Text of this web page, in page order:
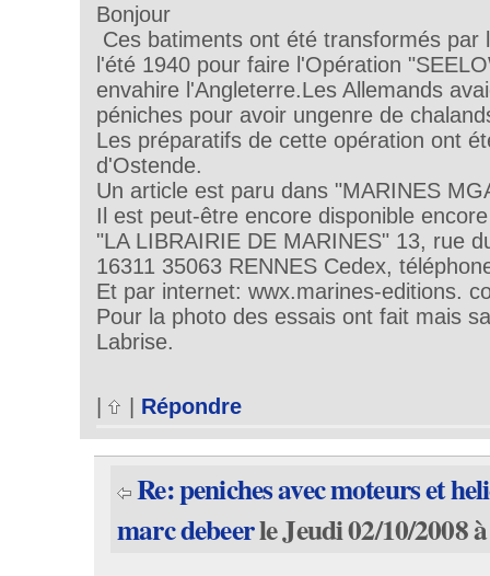
Bonjour
Ces batiments ont été transformés par
l'été 1940 pour faire l'Opération
envahire l'Angleterre.Les Allemands
péniches pour avoir ungenre de
Les préparatifs de cette opération ont
d'Ostende.
Un article est paru dans "MARINES
Il est peut-être encore disponible
"LA LIBRAIRIE DE MARINES" 13, rue
16311 35063 RENNES Cedex,
Et par internet: wwx.marines-editions.
Pour la photo des essais ont fait mais
Labrise.
| Répondre
Re: peniches avec moteurs et
marc debeerle Jeudi 02/10/2008